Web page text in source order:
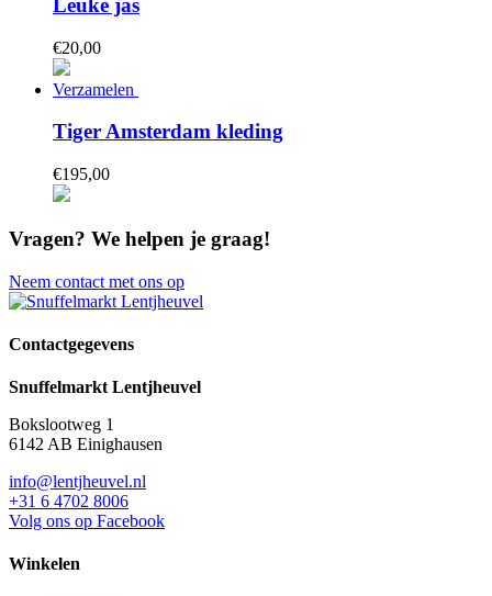
Leuke jas
€20,00
Verzamelen
Tiger Amsterdam kleding
€195,00
Vragen? We helpen je graag!
Neem contact met ons op
Contactgegevens
Snuffelmarkt Lentjheuvel
Bokslootweg 1
6142 AB Einighausen
info@lentjheuvel.nl
+31 6 4702 8006
Volg ons op Facebook
Winkelen